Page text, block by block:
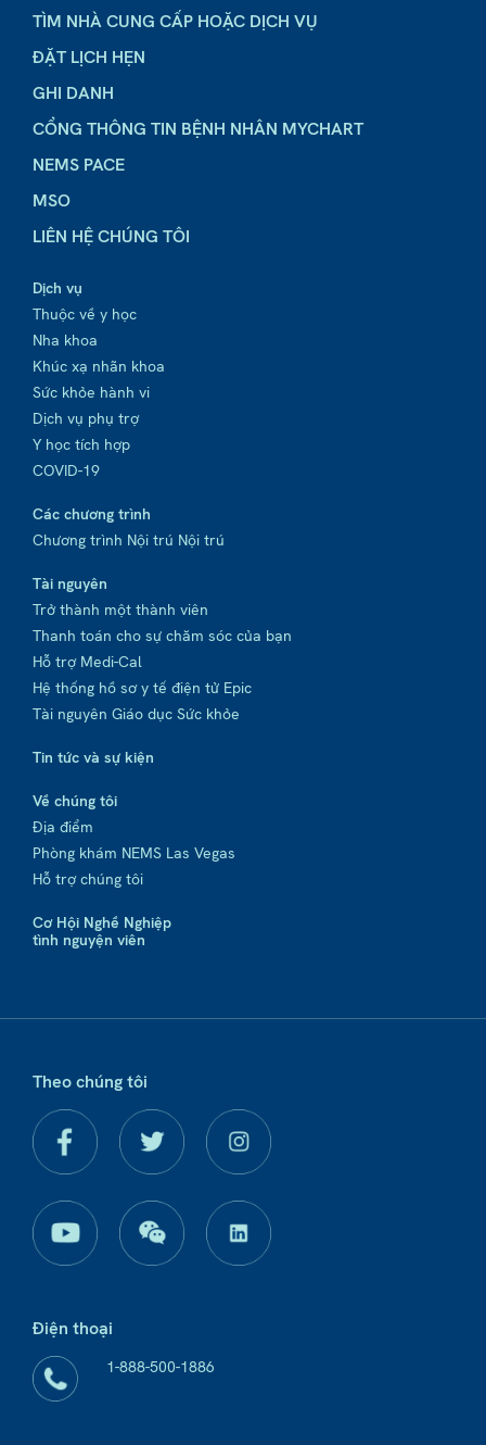
TÌM NHÀ CUNG CẤP HOẶC DỊCH VỤ
ĐẶT LỊCH HẸN
GHI DANH
CỔNG THÔNG TIN BỆNH NHÂN MYCHART
NEMS PACE
MSO
LIÊN HỆ CHÚNG TÔI
Dịch vụ
Thuộc về y học
Nha khoa
Khúc xạ nhãn khoa
Sức khỏe hành vi
Dịch vụ phụ trợ
Y học tích hợp
COVID-19
Các chương trình
Chương trình Nội trú Nội trú
Tài nguyên
Trở thành một thành viên
Thanh toán cho sự chăm sóc của bạn
Hỗ trợ Medi-Cal
Hệ thống hồ sơ y tế điện tử Epic
Tài nguyên Giáo dục Sức khỏe
Tin tức và sự kiện
Về chúng tôi
Địa điểm
Phòng khám NEMS Las Vegas
Hỗ trợ chúng tôi
Cơ Hội Nghề Nghiệp
tình nguyện viên
Theo chúng tôi
Điện thoại
1-888-500-1886